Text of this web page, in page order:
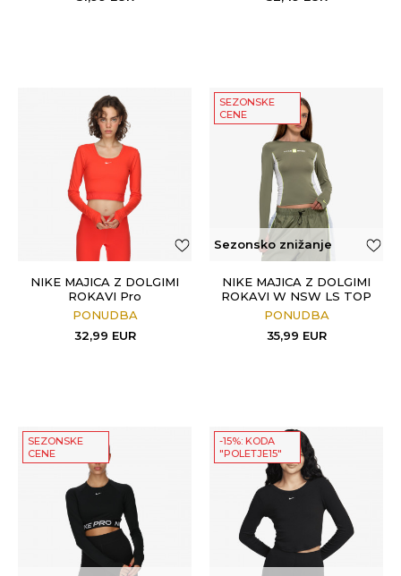
NIKE MAJICA Z DOLGIMI
ROKAVI Pro
PONUDBA
32,99 EUR
SEZONSKE
CENE
Sezonsko znižanje
NIKE MAJICA Z DOLGIMI
ROKAVI W NSW LS TOP
SHOX
PONUDBA
35,99 EUR
SEZONSKE
CENE
-15%: KODA
"POLETJE15"